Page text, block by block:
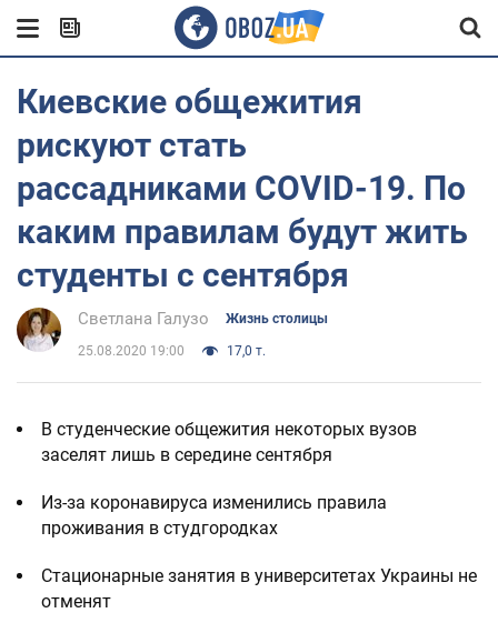
Киевские общежития
рискуют стать
рассадниками COVID-19. По
каким правилам будут жить
студенты с сентября
Светлана Галузо Жизнь столицы
25.08.2020 19:00 17,0 т.
В студенческие общежития некоторых вузов
заселят лишь в середине сентября
Из-за коронавируса изменились правила
проживания в студгородках
Стационарные занятия в университетах Украины не
отменят